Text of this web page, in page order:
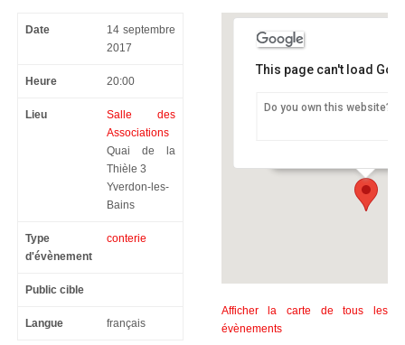
Date
14 septembre
2017
Heure 20:00
Lieu
Salle des
Associations
Quai de la
Thièle 3
Yverdon-les-
Bains
Type
d'évènement
conterie
Public cible
Langue français
This page can't load
Do you own this website?
Afficher la carte de tous les
évènements